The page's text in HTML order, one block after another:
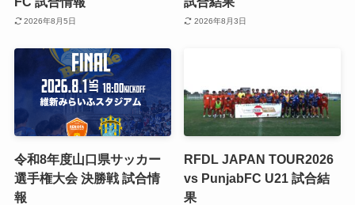
2026年8月5日 2026年8月3日
令和8年度山口県サッカー
選手権大会 決勝戦 試合情
報
RFDL JAPAN TOUR2026
vs PunjabFC U21 試合結
果